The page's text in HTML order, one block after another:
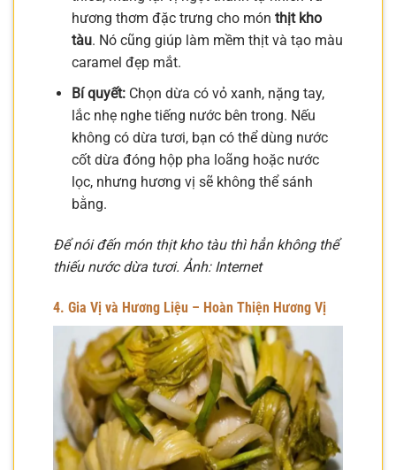
hương thơm đặc trưng cho món thịt kho
tàu. Nó cũng giúp làm mềm thịt và tạo màu
caramel đẹp mắt.
Bí quyết:Chọn dừa có vỏ xanh, nặng tay,
lắc nhẹ nghe tiếng nước bên trong. Nếu
không có dừa tươi, bạn có thể dùng nước
cốt dừa đóng hộp pha loãng hoặc nước
lọc, nhưng hương vị sẽ không thể sánh
bằng.
Để nói đến món thịt kho tàu thì hẳn không thể
thiếu nước dừa tươi. Ảnh: Internet
4. Gia Vị và Hương Liệu – Hoàn Thiện Hương Vị